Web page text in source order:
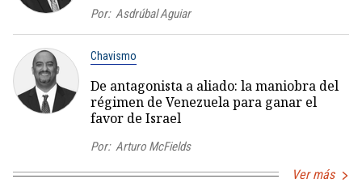
Por: Asdrúbal Aguiar
Chavismo
De antagonista a aliado: la maniobra del
régimen de Venezuela para ganar el
favor de Israel
Por: Arturo McFields
Ver más